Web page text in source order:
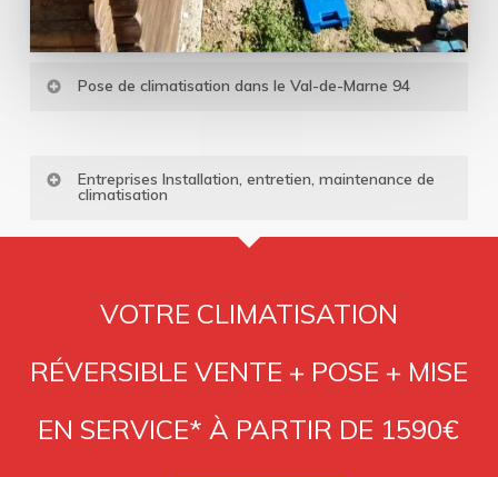
Pose de climatisation dans le Val-de-Marne 94
Entreprises Installation, entretien, maintenance de
climatisation
VOTRE CLIMATISATION
RÉVERSIBLE VENTE + POSE + MISE
EN SERVICE* À PARTIR DE 1590€